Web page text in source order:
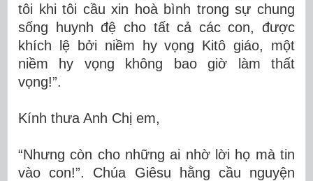
tôi khi tôi cầu xin hoà bình trong sự chung
sống huynh đệ cho tất cả các con, được
khích lệ bởi niềm hy vọng Kitô giáo, một
niềm hy vọng không bao giờ làm thất
vọng!”.
Kính thưa Anh Chị em,
“Nhưng còn cho những ai nhờ lời họ mà tin
vào con!”. Chúa Giêsu hằng cầu nguyện